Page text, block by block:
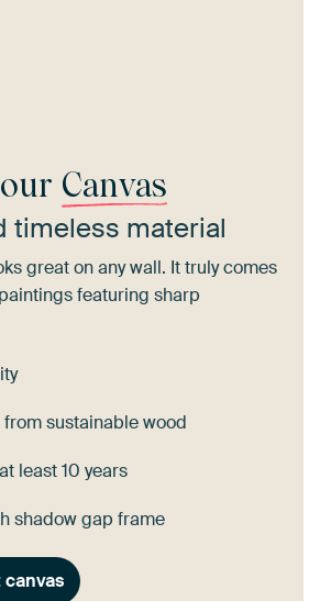
Canvas
timeless material
great on any wall. It truly comes
featuring sharp
sustainable wood
least 10 years
shadow gap frame
canvas